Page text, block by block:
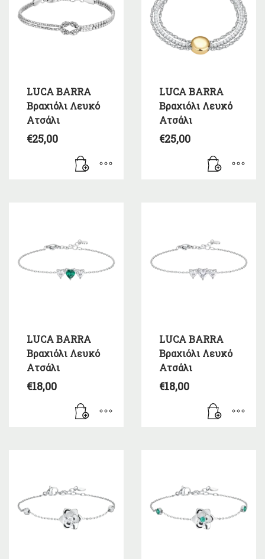
LUCA BARRA
Βραχιόλι Λευκό
Ατσάλι
€25,00
LUCA BARRA
Βραχιόλι Λευκό
Ατσάλι
€25,00
LUCA BARRA
Βραχιόλι Λευκό
Ατσάλι
€18,00
LUCA BARRA
Βραχιόλι Λευκό
Ατσάλι
€18,00